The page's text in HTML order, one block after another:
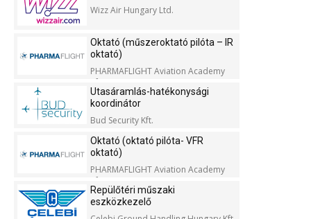
Wizz Air Hungary Ltd.
Oktató (műszeroktató pilóta – IR
oktató)
PHARMAFLIGHT Aviation Academy
Kft.
Utasáramlás-hatékonysági
koordinátor
Bud Security Kft.
Oktató (oktató pilóta- VFR
oktató)
PHARMAFLIGHT Aviation Academy
Kft.
Repülőtéri műszaki
eszközkezelő